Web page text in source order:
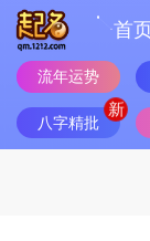
首
流年运势
八字精批